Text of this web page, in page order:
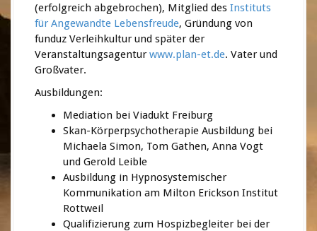
(erfolgreich abgebrochen), Mitglied des Instituts
für Angewandte Lebensfreude, Gründung von
funduz Verleihkultur und später der
Veranstaltungsagentur www.plan-et.de. Vater und
Großvater.
Ausbildungen:
Mediation bei Viadukt Freiburg
Skan-Körperpsychotherapie Ausbildung bei
Michaela Simon, Tom Gathen, Anna Vogt
und Gerold Leible
Ausbildung in Hypnosystemischer
Kommunikation am Milton Erickson Institut
Rottweil
Qualifizierung zum Hospizbegleiter bei der